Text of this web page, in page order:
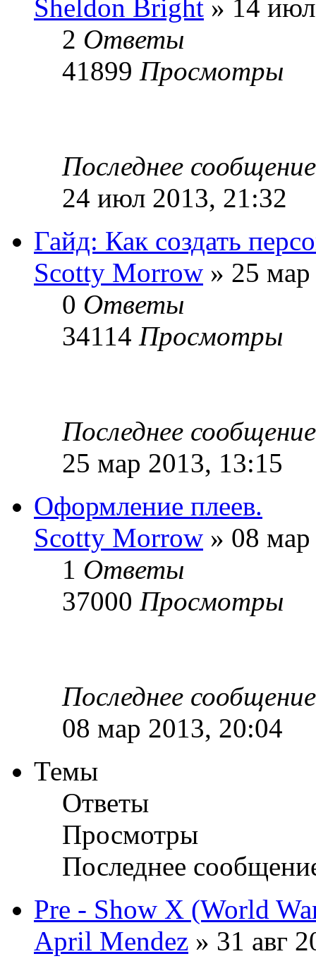
Sheldon Bright » 14
2 Ответы
41899 Просмотры
Последнее
24 июл 2013, 21:32
Гайд: Как создать
Sсotty Morrow » 25
0 Ответы
34114 Просмотры
Последнее
25 мар 2013, 13:15
Оформление плеев.
Sсotty Morrow » 08
1 Ответы
37000 Просмотры
Последнее
08 мар 2013, 20:04
Темы
Ответы
Просмотры
Последнее
Pre - Show X (World
April Mendez » 31 авг